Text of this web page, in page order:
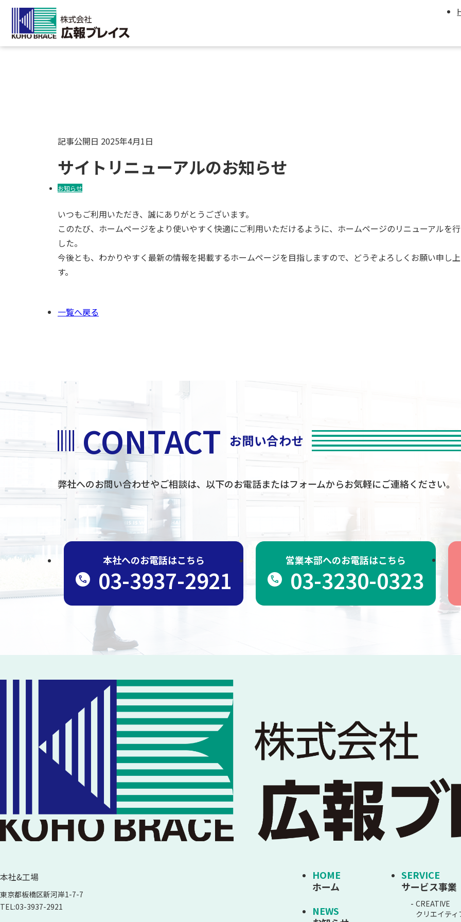
記事公開日 2025年4月1日
サイトリニューアルのお知らせ
お知らせ
いつもご利用いただき、誠にありがとうございます。
このたび、ホームページをより使いやすく快適にご利用いただけるように、ホームページのリニューアルを
した。
今後とも、わかりやすく最新の情報を掲載するホームページを目指しますので、どうぞよろしくお願い申し
す。
一覧へ戻る
CONTACT お問い合わせ
弊社へのお問い合わせやご相談は、 以下のお電話またはフォームからお気軽にご連絡ください。
本社へのお電話はこちら
call 03-3937-2921
営業本部へのお電話はこちら
call 03-3230-0323
本社&工場
東京都板橋区新河岸1-7-7
TEL:03-3937-2921
HOME
ホーム
NEWS
SERVICE
サービス事業
CREATIVE
クリエイティ